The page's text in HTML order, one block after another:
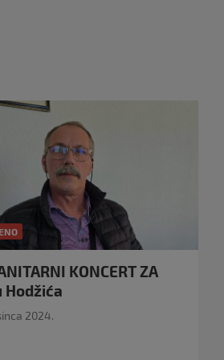
KONCERT ZA
Hodžića
2024.